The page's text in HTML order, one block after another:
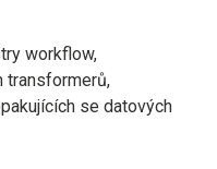
workflow,
transformerů,
se datových